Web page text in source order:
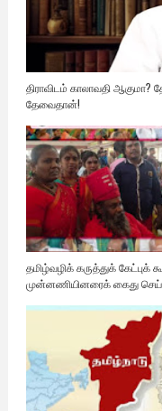
திராவிடம் காலாவதி ஆகுமா?
தேவைதான்!
தமிழ்வழிக் கருத்துக்
முன்னணியினரைக் கைது